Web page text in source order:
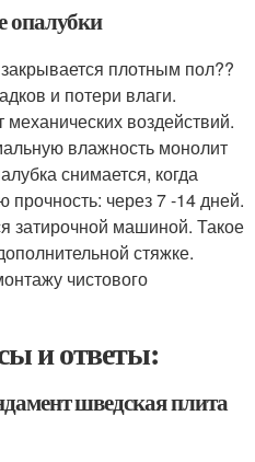
опалубки
плотным пол??
и потери влаги.
механических воздействий.
влажность монолит
снимается, когда
прочность: через 7 -14 дней.
затирочной машиной. Такое
стяжке.
чистового
и ответы:
шведская плита